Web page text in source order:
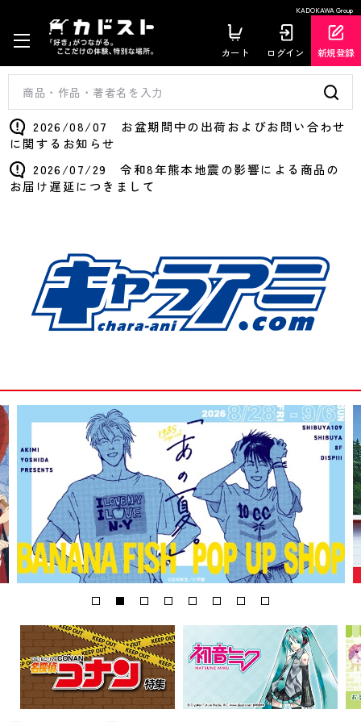
KADOKAWA Group
カート ログイン 新規登録
2026/08/07 お盆期間中の出荷およびお問い合わせ
に関するお知らせ
2026/07/29 令和8年熊本地震の影響による商品の
お届け遅延につきまして